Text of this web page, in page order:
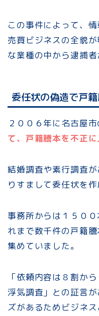
この事件によって、
売買ビジネスの全貌
な業種の中から逮捕者
委任状の偽造で戸
２００６年に名古屋
て、戸籍謄本を不正
結婚調査や素行調査
りすまして委任状を
事務所からは１５０
れまで数千件の戸籍
集めていました。
「依頼内容は８割か
浮気調査」との証言
ズがあるためビジネ